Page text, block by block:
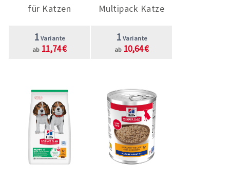
für Katzen
1 Variante
ab 11,74 €
Multipack Katze
1 Variante
ab 10,64 €